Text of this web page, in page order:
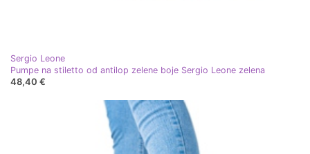
Sergio Leone
Pumpe na stiletto od antilop zelene boje Sergio Leone zelena
48,40 €